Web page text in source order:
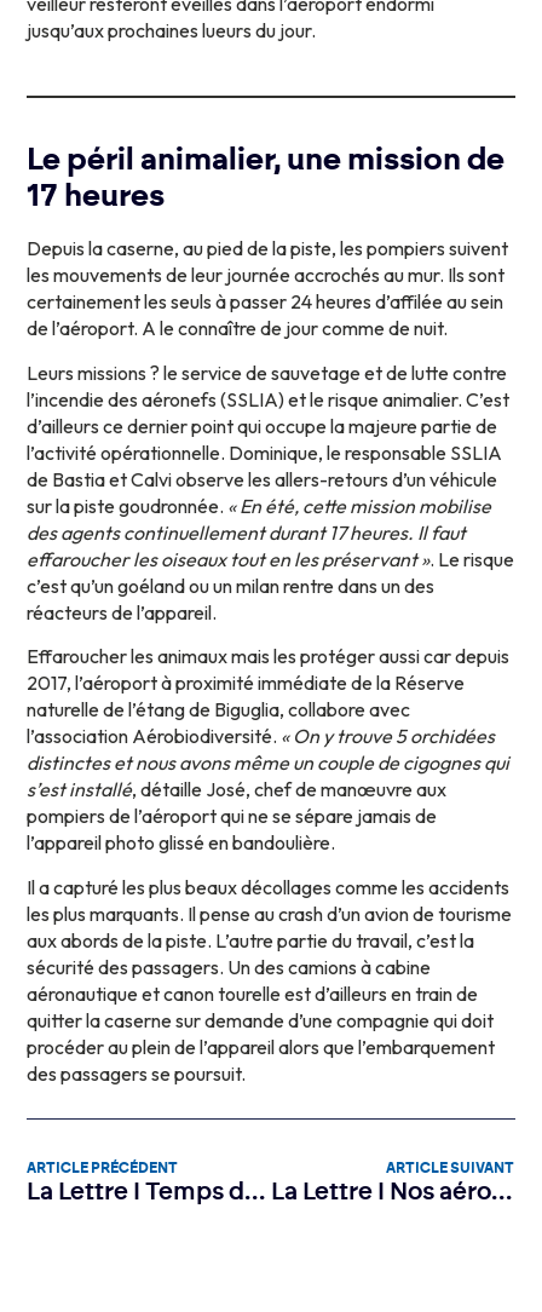
jusqu’aux prochaines lueurs du jour.
Le péril animalier, une mission de
17 heures
Depuis la caserne, au pied de la piste, les pompiers suivent
les mouvements de leur journée accrochés au mur. Ils sont
certainement les seuls à passer 24 heures d’affilée au sein
de l’aéroport. A le connaître de jour comme de nuit.
Leurs missions ? le service de sauvetage et de lutte contre
l’incendie des aéronefs (SSLIA) et le risque animalier. C’est
d’ailleurs ce dernier point qui occupe la majeure partie de
l’activité opérationnelle. Dominique, le responsable SSLIA
de Bastia et Calvi observe les allers-retours d’un véhicule
sur la piste goudronnée. « En été, cette mission mobilise
des agents continuellement durant 17 heures. Il faut
effaroucher les oiseaux tout en les préservant ». Le risque
c’est qu’un goéland ou un milan rentre dans un des
réacteurs de l’appareil.
Effaroucher les animaux mais les protéger aussi car depuis
2017, l’aéroport à proximité immédiate de la Réserve
naturelle de l’étang de Biguglia, collabore avec
l’association Aérobiodiversité. « On y trouve 5 orchidées
distinctes et nous avons même un couple de cigognes qui
s’est installé, détaille José, chef de manœuvre aux
pompiers de l’aéroport qui ne se sépare jamais de
l’appareil photo glissé en bandoulière.
Il a capturé les plus beaux décollages comme les accidents
les plus marquants. Il pense au crash d’un avion de tourisme
aux abords de la piste. L’autre partie du travail, c’est la
sécurité des passagers. Un des camions à cabine
aéronautique et canon tourelle est d’ailleurs en train de
quitter la caserne sur demande d’une compagnie qui doit
procéder au plein de l’appareil alors que l’embarquement
des passagers se poursuit.
ARTICLE PRÉCÉDENT
La Lettre I Temps de partage chez les Gouverneurs
ARTICLE SUIVANT
La Lettre I Nos aéroports, refuges de la biodiversité !